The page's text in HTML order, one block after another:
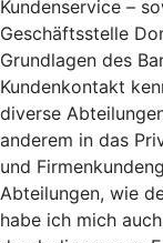
Kundenservice –
Geschäftsstelle
Grundlagen des
Kundenkontakt
diverse
anderem in das
und
Abteilungen, wie
habe ich mich